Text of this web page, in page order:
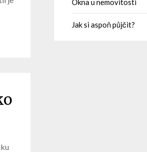
Okna u nemovitosti
Jak si aspoň půjčit?